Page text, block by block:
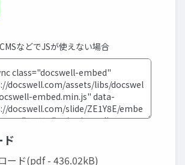
などでJSが使えない場合
ド
ード(pdf - 436.02kB)